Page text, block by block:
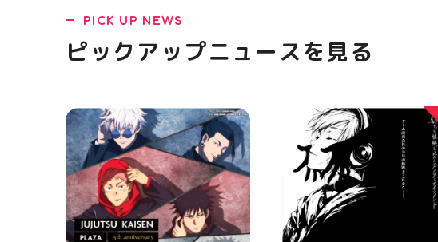
PICK UP NEWS
ピックアップニュースを見る